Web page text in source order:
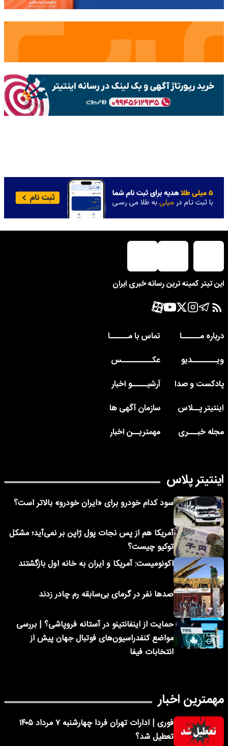
این تیتر کمینه ترین رسانه خبری ایران
درباره مــــــا
تماس با مــــــا
ویــــــــدیو
عکــــــــــس
پادکست و صدا
آرشیـــــو اخبار
اینتیتر پــلاس
سازمان آگهی ها
مجله خبـــری
مهمتریــن اخبار
اینتیتر پلاس
سود کدام خودرو برای «ایران خودرو» بالاتر است؟
آمریکا هم از پس نجات پول ژاپن بر نمی‌آید؛ مشکل
توکیو چیست؟
اکونومیست: آمریکا و ایران به خانه اول بازگشتند
صدها نفر در گرمای بی‌سابقه رم چادر زدند
حمایت از اینفانتینو در آستانه فروپاشی؟ | بررسی
مواضع کنفدراسیون‌های فوتبال جهان پیش از
انتخابات فیفا
مهمترین اخبار
فوری | ادارات تهران فردا چهارشنبه ۷ مرداد ۱۴۰۵
تعطیل شد؟